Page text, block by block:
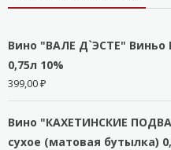
Вино "ВАЛЕ Д`ЭСТЕ" Виньо
0,75л 10%
399,00₽
Вино "КАХЕТИНСКИЕ
сухое (матовая бутылка)